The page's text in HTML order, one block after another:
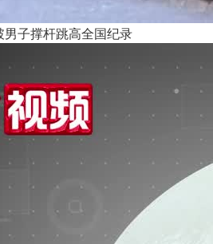
子撑杆跳高全国纪录